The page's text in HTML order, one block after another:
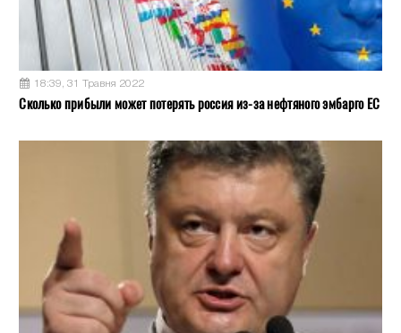
18:39, 31 Травня 2022
Сколько прибыли может потерять россия из-за нефтяного эмбарго ЕС